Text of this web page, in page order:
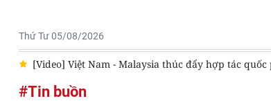
Thứ Tư 05/08/2026
[Video] Việt Nam - Malaysia thúc đẩy hợp tác
#Tin buồn